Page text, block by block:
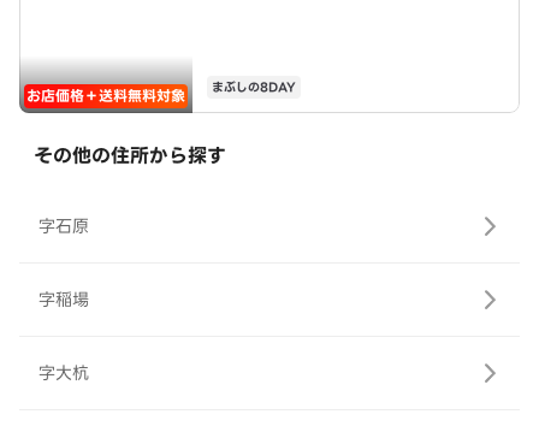
お店価格＋送料無料対象 まぶしの8DAY
その他の住所から探す
字石原
字稲場
字大杭